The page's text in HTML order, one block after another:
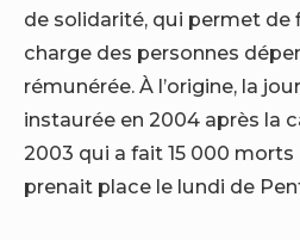
de solidarité, qui permet de
charge des personnes
rémunérée. À l’origine, la
instaurée en 2004 après la
2003 qui a fait 15 000 morts
prenait place le lundi de